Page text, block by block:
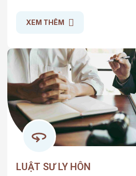
XEM THÊM
LUẬT SƯ LY HÔN